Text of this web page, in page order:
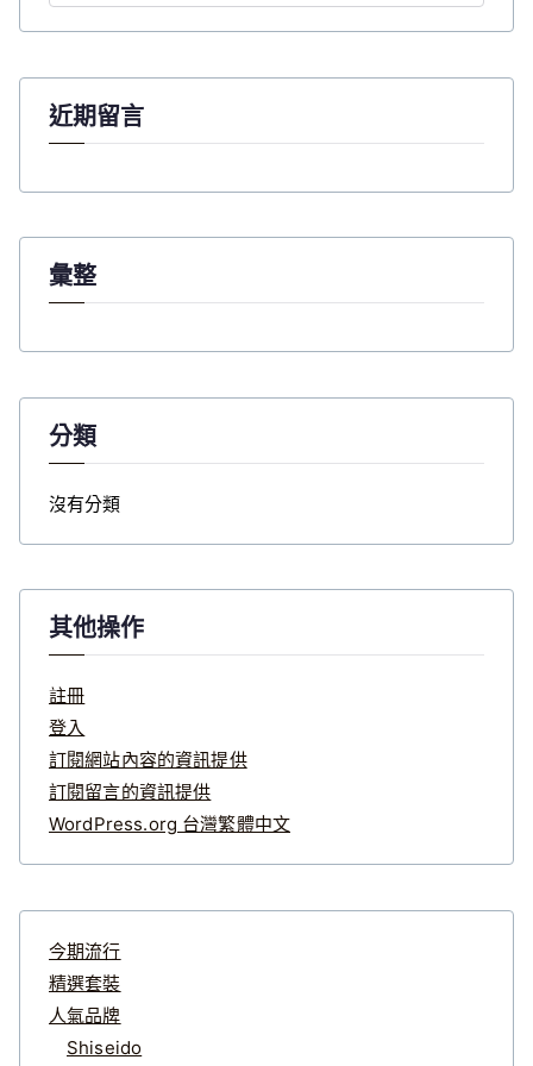
e
a
f
r
近期留言
彙整
分類
沒有分類
其他操作
註冊
登入
訂閱網站內容的資訊提供
訂閱留言的資訊提供
WordPress.org 台灣繁體中文
今期流行
精選套裝
人氣品牌
Shiseido